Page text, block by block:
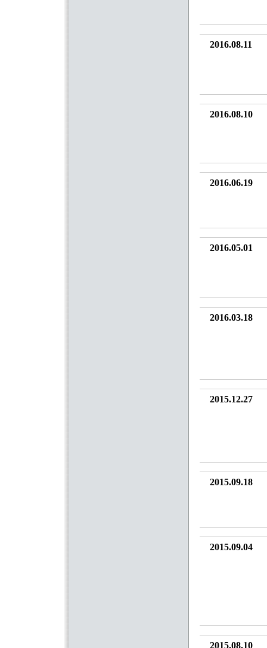
2016.08.11
2016.08.10
2016.06.19
2016.05.01
2016.03.18
2015.12.27
2015.09.18
2015.09.04
2015.08.10